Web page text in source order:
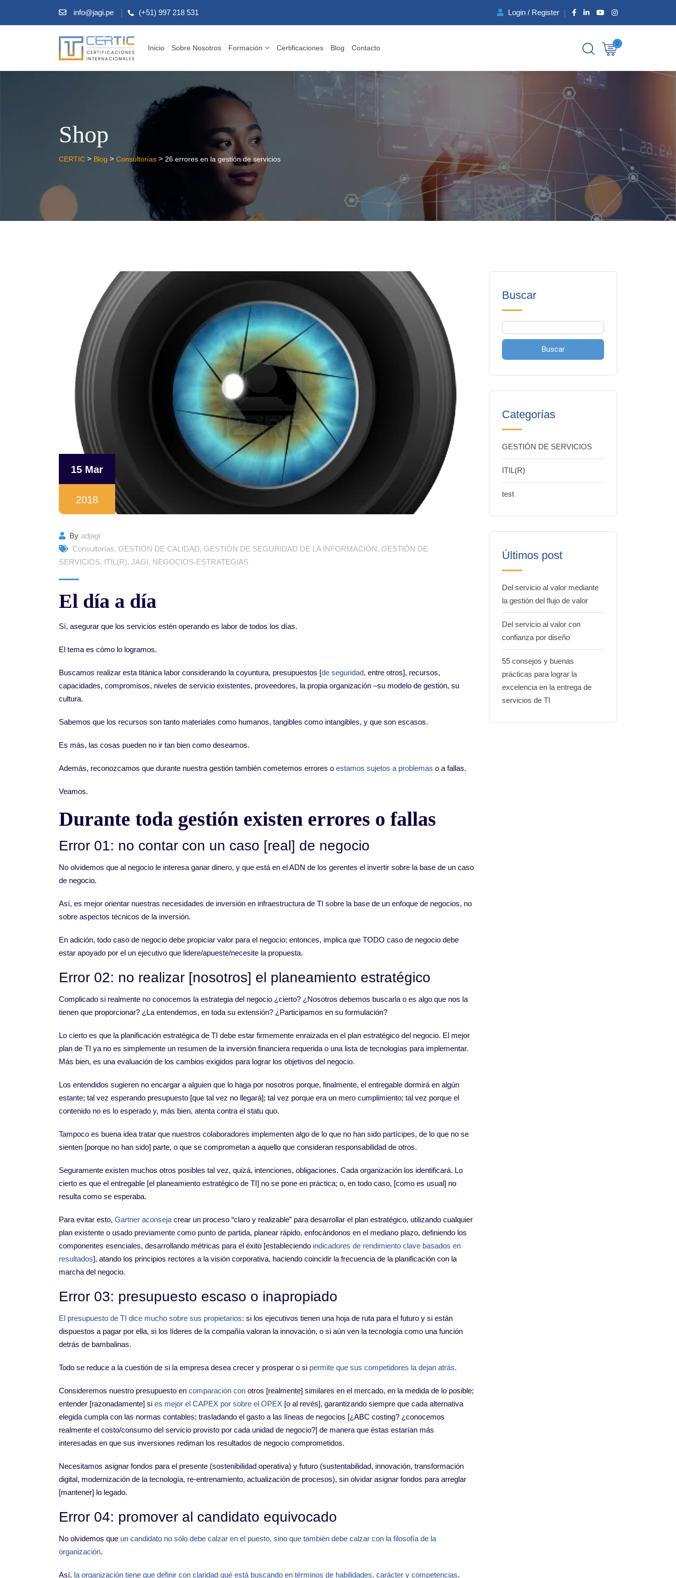
info@jagi.pe (+51) 997 218 531 Login / Register
Inicio Sobre Nosotros Formación Certificaciones Blog Contacto
0
Shop
CERTIC > Blog > Consultorías > 26 errores en la gestión de servicios
15 Mar
2018
By adjagi
Consultorías, GESTIÓN DE CALIDAD, GESTIÓN DE SEGURIDAD DE LA INFORMACIÓN, GESTIÓN DE
SERVICIOS, ITIL(R), JAGI, NEGOCIOS-ESTRATEGIAS
El día a día
Sí, asegurar que los servicios estén operando es labor de todos los días.
El tema es cómo lo logramos.
Buscamos realizar esta titánica labor considerando la coyuntura, presupuestos [de seguridad, entre otros], recursos,
capacidades, compromisos, niveles de servicio existentes, proveedores, la propia organización –su modelo de gestión, su
cultura.
Sabemos que los recursos son tanto materiales como humanos, tangibles como intangibles, y que son escasos.
Es más, las cosas pueden no ir tan bien como deseamos.
Además, reconozcamos que durante nuestra gestión también cometemos errores o estamos sujetos a problemas o a fallas.
Veamos.
Durante toda gestión existen errores o fallas
Error 01: no contar con un caso [real] de negocio
No olvidemos que al negocio le interesa ganar dinero, y que está en el ADN de los gerentes el invertir sobre la base de un caso
de negocio.
Así, es mejor orientar nuestras necesidades de inversión en infraestructura de TI sobre la base de un enfoque de negocios, no
sobre aspectos técnicos de la inversión.
En adición, todo caso de negocio debe propiciar valor para el negocio; entonces, implica que TODO caso de negocio debe
estar apoyado por el un ejecutivo que lidere/apueste/necesite la propuesta.
Error 02: no realizar [nosotros] el planeamiento estratégico
Complicado si realmente no conocemos la estrategia del negocio ¿cierto? ¿Nosotros debemos buscarla o es algo que nos la
tienen que proporcionar? ¿La entendemos, en toda su extensión? ¿Participamos en su formulación?
Lo cierto es que la planificación estratégica de TI debe estar firmemente enraizada en el plan estratégico del negocio. El mejor
plan de TI ya no es simplemente un resumen de la inversión financiera requerida o una lista de tecnologías para implementar.
Más bien, es una evaluación de los cambios exigidos para lograr los objetivos del negocio.
Los entendidos sugieren no encargar a alguien que lo haga por nosotros porque, finalmente, el entregable dormirá en algún
estante; tal vez esperando presupuesto [que tal vez no llegará]; tal vez porque era un mero cumplimiento; tal vez porque el
contenido no es lo esperado y, más bien, atenta contra el statu quo.
Tampoco es buena idea tratar que nuestros colaboradores implementen algo de lo que no han sido partícipes, de lo que no se
sienten [porque no han sido] parte, o que se comprometan a aquello que consideran responsabilidad de otros.
Seguramente existen muchos otros posibles tal vez, quizá, intenciones, obligaciones. Cada organización los identificará. Lo
cierto es que el entregable [el planeamiento estratégico de TI] no se pone en práctica; o, en todo caso, [como es usual] no
resulta como se esperaba.
Para evitar esto, Gartner aconseja crear un proceso “claro y realizable” para desarrollar el plan estratégico, utilizando cualquier
plan existente o usado previamente como punto de partida, planear rápido, enfocándonos en el mediano plazo, definiendo los
componentes esenciales, desarrollando métricas para el éxito [estableciendo indicadores de rendimiento clave basados en
resultados], atando los principios rectores a la visión corporativa, haciendo coincidir la frecuencia de la planificación con la
marcha del negocio.
Error 03: presupuesto escaso o inapropiado
El presupuesto de TI dice mucho sobre sus propietarios: si los ejecutivos tienen una hoja de ruta para el futuro y si están
dispuestos a pagar por ella, si los líderes de la compañía valoran la innovación, o si aún ven la tecnología como una función
detrás de bambalinas.
Todo se reduce a la cuestión de si la empresa desea crecer y prosperar o si permite que sus competidores la dejan atrás.
Consideremos nuestro presupuesto en comparación con otros [realmente] similares en el mercado, en la medida de lo posible;
entender [razonadamente] si es mejor el CAPEX por sobre el OPEX [o al revés], garantizando siempre que cada alternativa
elegida cumpla con las normas contables; trasladando el gasto a las líneas de negocios [¿ABC costing? ¿conocemos
realmente el costo/consumo del servicio provisto por cada unidad de negocio?] de manera que éstas estarían más
interesadas en que sus inversiones rediman los resultados de negocio comprometidos.
Necesitamos asignar fondos para el presente (sostenibilidad operativa) y futuro (sustentabilidad, innovación, transformación
digital, modernización de la tecnología, re-entrenamiento, actualización de procesos), sin olvidar asignar fondos para arreglar
[mantener] lo legado.
Error 04: promover al candidato equivocado
No olvidemos que un candidato no sólo debe calzar en el puesto, sino que también debe calzar con la filosofía de la
organización.
Así, la organización tiene que definir con claridad qué está buscando en términos de habilidades, carácter y competencias.
Buscar
Buscar
Categorías
GESTIÓN DE SERVICIOS
ITIL(R)
test
Últimos post
Del servicio al valor mediante
la gestión del flujo de valor
Del servicio al valor con
confianza por diseño
55 consejos y buenas
prácticas para lograr la
excelencia en la entrega de
servicios de TI